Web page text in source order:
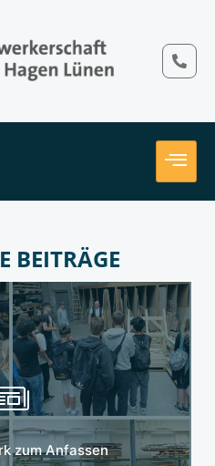
BEITRÄGE
zum Anfassen